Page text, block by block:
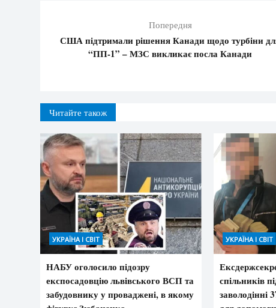
Попередня
США підтримали рішення Канади щодо турбіни
“ПП-1” – МЗС викликає посла Канади
Читайте також
УКРАЇНА І СВІТ
НАБУ оголосило підозру
експосадовцію львівського ВСП та
забудовнику у проваджені, в якому
УКРАЇНА І СВІТ
спільників
заволодінні